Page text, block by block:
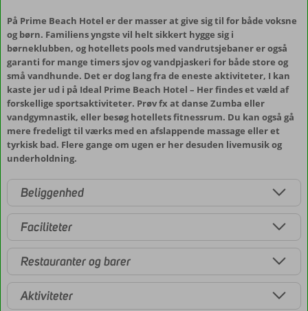
På Prime Beach Hotel er der masser at give sig til for både voksne
og børn. Familiens yngste vil helt sikkert hygge sig i
børneklubben, og hotellets pools med vandrutsjebaner er også
garanti for mange timers sjov og vandpjaskeri for både store og
små vandhunde. Det er dog lang fra de eneste aktiviteter, I kan
kaste jer ud i på Ideal Prime Beach Hotel – Her findes et væld af
forskellige sportsaktiviteter. Prøv fx at danse Zumba eller
vandgymnastik, eller besøg hotellets fitnessrum. Du kan også gå
mere fredeligt til værks med en afslappende massage eller et
tyrkisk bad. Flere gange om ugen er her desuden livemusik og
underholdning.
Beliggenhed
Faciliteter
Restauranter og barer
Aktiviteter